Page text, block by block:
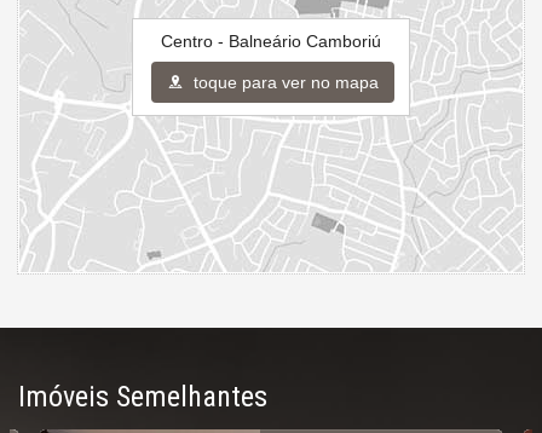
Centro - Balneário Camboriú
toque para ver no mapa
Imóveis Semelhantes